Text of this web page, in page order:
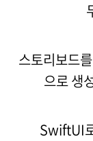
스토리보드
으로 생
SwiftUI